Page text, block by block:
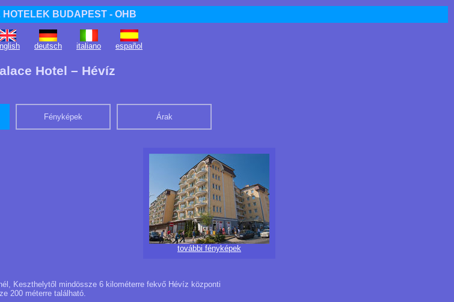
HOTELEK BUDAPEST - OHB
deutsch italiano español
Hotel – Hévíz
Fényképek Árak
további fényképek
Keszthelytől mindössze 6 kilométerre fekvő Hévíz központi
200 méterre található.